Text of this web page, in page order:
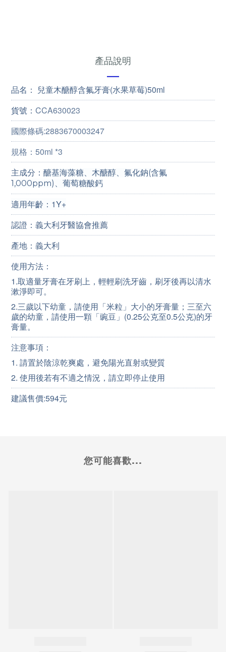
產品說明
—
品名： 兒童木醣醇含氟牙膏(水果草莓)50ml
貨號： CCA630023
國際條碼:2883670003247
規格：50ml *3
主成分： 醣基海藻糖、木醣醇、氟化鈉(含氟
1,000ppm)、葡萄糖酸鈣
適用年齡：1Y+
認證：義大利牙醫協會推薦
產地：義大利
使用方法：
1.取適量牙膏在牙刷上，輕輕刷洗牙齒，刷牙後再以清水
漱淨即可。
2.三歲以下幼童，請使用「米粒」大小的牙膏量；三至六
歲的幼童，請使用一顆「豌豆」(0.25公克至0.5公克)的牙
膏量。
注意事項：
1. 請置於陰涼乾爽處，避免陽光直射或變質
2. 使用後若有不適之情況，請立即停止使用
建議售價:594元
您可能喜歡...